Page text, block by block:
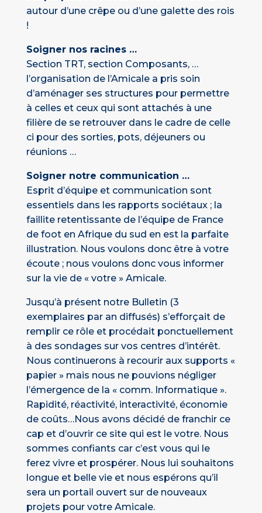
autour d’une crêpe ou d’une galette des rois
!
Soigner nos racines …
Section TRT, section Composants, …
l’organisation de l’Amicale a pris soin
d’aménager ses structures pour permettre
à celles et ceux qui sont attachés à une
filière de se retrouver dans le cadre de celle
ci pour des sorties, pots, déjeuners ou
réunions …
Soigner notre communication …
Esprit d’équipe et communication sont
essentiels dans les rapports sociétaux ; la
faillite retentissante de l’équipe de France
de foot en Afrique du sud en est la parfaite
illustration. Nous voulons donc être à votre
écoute ; nous voulons donc vous informer
sur la vie de « votre » Amicale.
Jusqu’à présent notre Bulletin (3
exemplaires par an diffusés) s’efforçait de
remplir ce rôle et procédait ponctuellement
à des sondages sur vos centres d’intérêt.
Nous continuerons à recourir aux supports «
papier » mais nous ne pouvions négliger
l’émergence de la « comm. Informatique ».
Rapidité, réactivité, interactivité, économie
de coûts…Nous avons décidé de franchir ce
cap et d’ouvrir ce site qui est le votre. Nous
sommes confiants car c’est vous qui le
ferez vivre et prospérer. Nous lui souhaitons
longue et belle vie et nous espérons qu’il
sera un portail ouvert sur de nouveaux
projets pour votre Amicale.